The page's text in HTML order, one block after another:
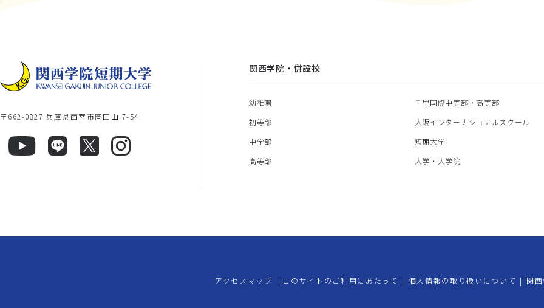
〒662-0827 兵庫県西宮市岡田山 7-54
関西学院・併設校
幼稚園
初等部
中学部
高等部
千里国際中等部・高等部
大阪インターナショナルスクール
短期大学
大学・大学院
アクセスマップ | このサイトのご利用にあたって | 個人情報の取り扱いについて | 関